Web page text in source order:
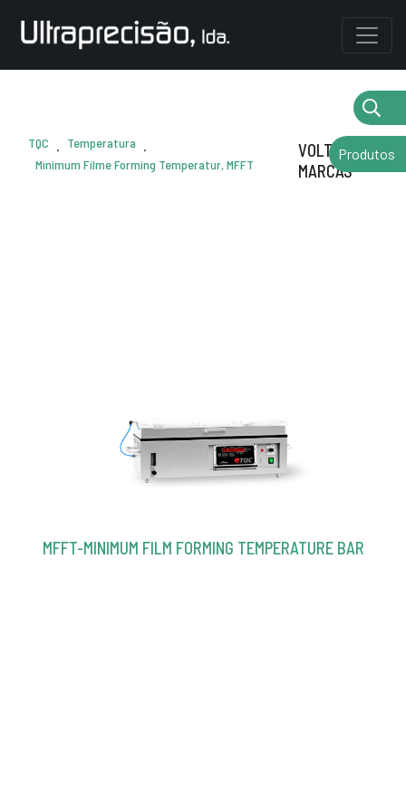
TQC . Temperatura .
Minimum Filme Forming Temperatur, MFFT
VOLTAR AS
MARCAS
MFFT-MINIMUM FILM FORMING TEMPERATURE BAR
Produtos